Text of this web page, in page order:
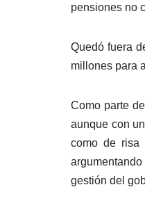
pensiones no
Quedó fuera
millones para
Como parte
aunque con
como de risa
gestión del